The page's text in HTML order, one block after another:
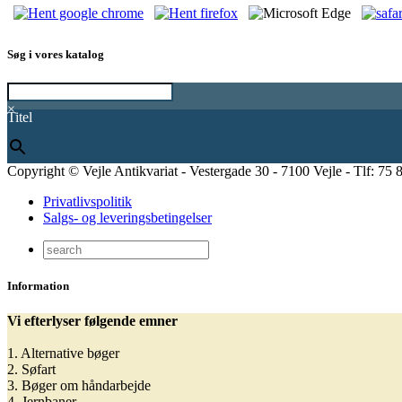
Søg i vores katalog
×
Titel
Copyright © Vejle Antikvariat - Vestergade 30 - 7100 Vejle - Tlf: 75
Privatlivspolitik
Salgs- og leveringsbetingelser
Information
Vi efterlyser følgende emner
1. Alternative bøger
2. Søfart
3. Bøger om håndarbejde